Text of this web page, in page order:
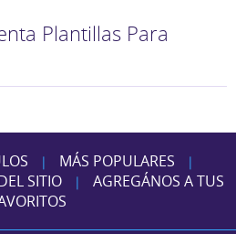
Plantillas Para
| MÁS POPULARES |
SITIO |
AGREGÁNOS A TUS